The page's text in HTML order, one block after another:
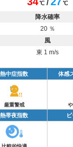
℃ / ℃
降水確率
20 ％
風
東 1 m/s
熱中症指数 体感
厳重警戒
熱帯夜指数